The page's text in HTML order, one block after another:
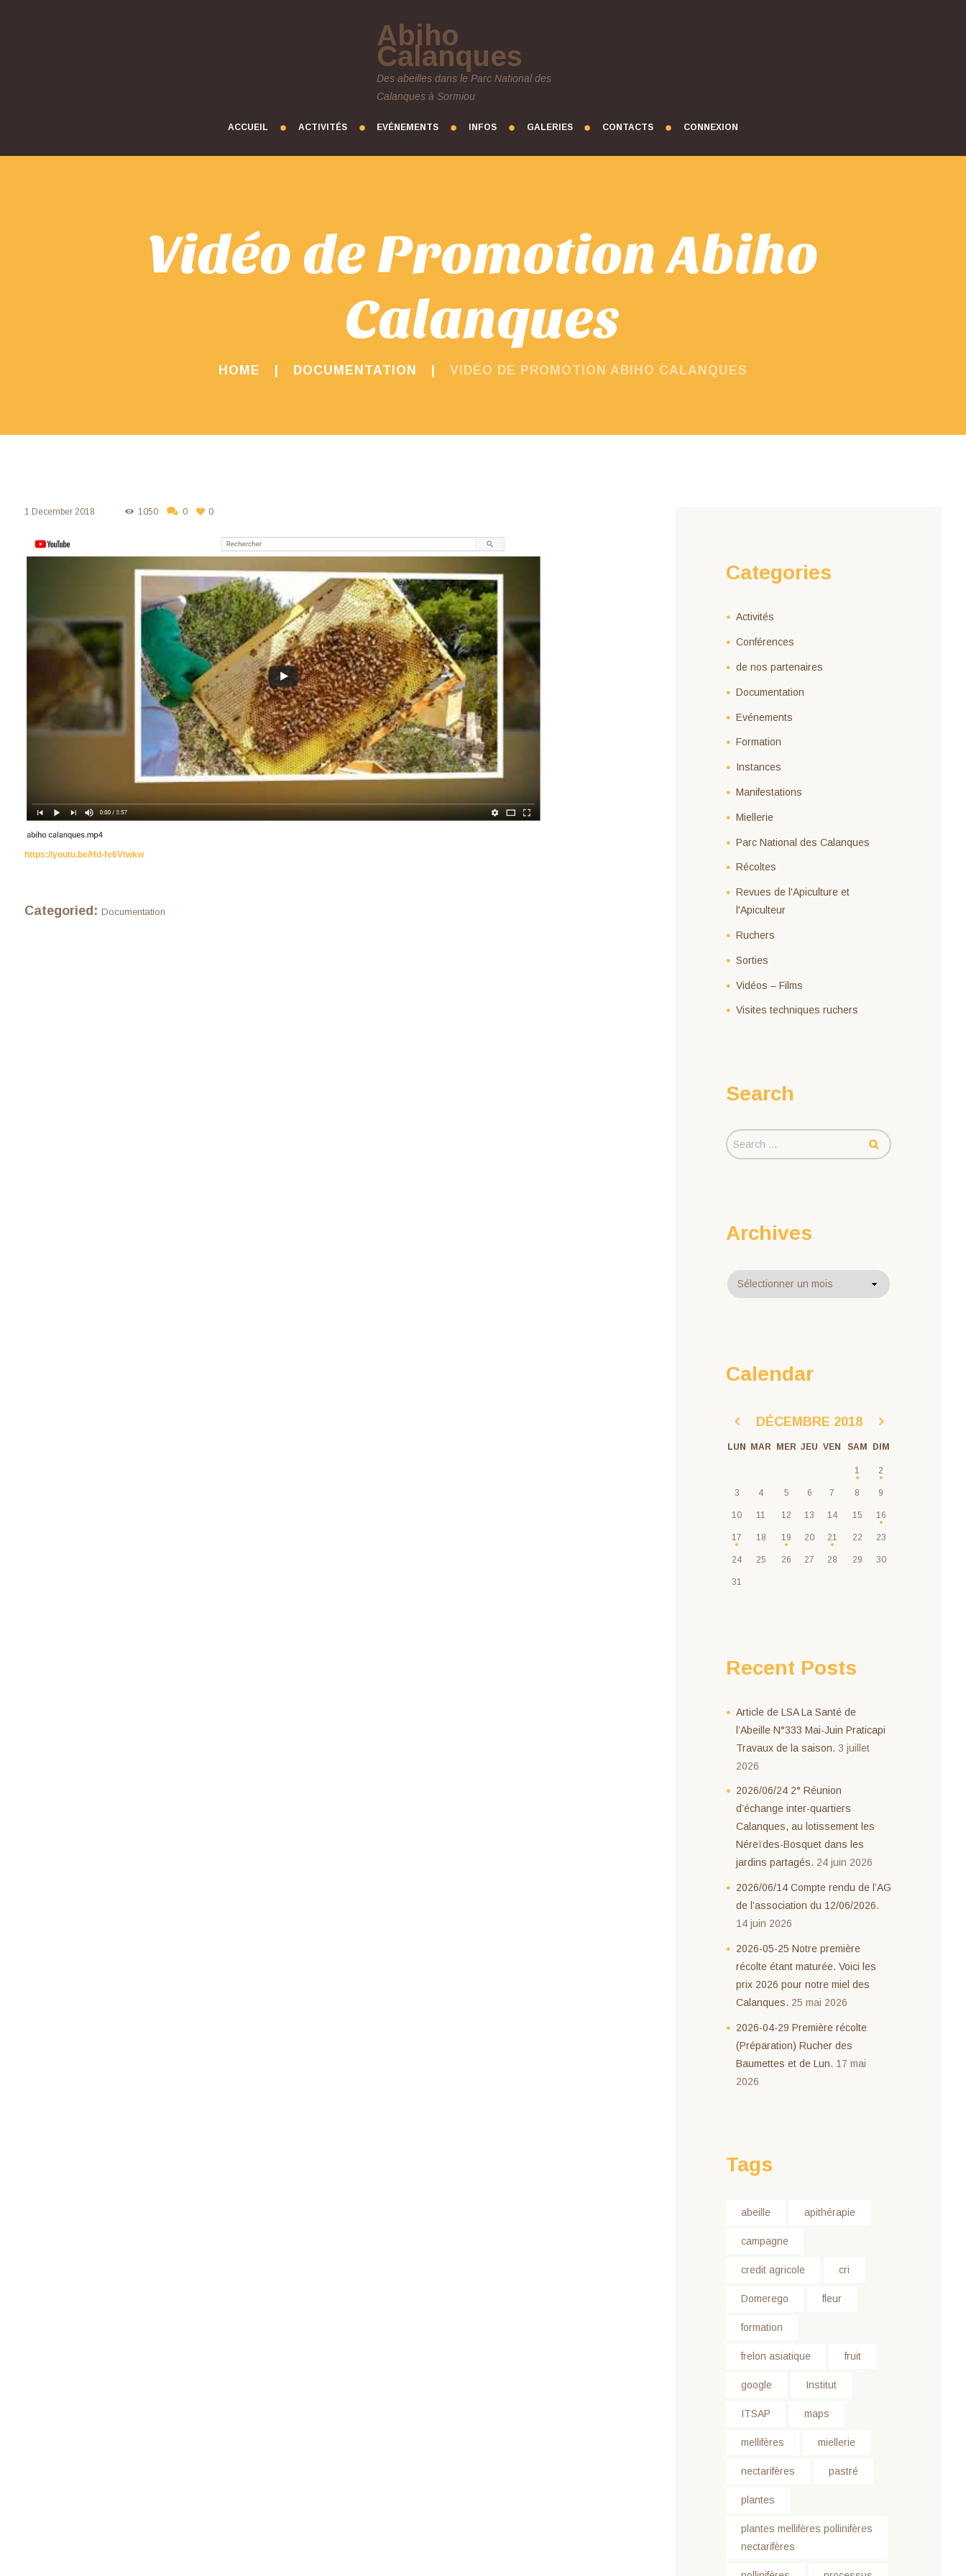
Abiho
Calanques
Des abeilles dans le Parc National des
Calanques à Sormiou
ACCUEIL ACTIVITÉS EVÉNEMENTS INFOS GALERIES CONTACTS CONNEXION
Vidéo de Promotion Abiho
Calanques
HOME DOCUMENTATION VIDÉO DE PROMOTION ABIHO CALANQUES
1 December 2018 1050 0 0
https://youtu.be/Hd-fe6Vtwkw
Categoried: Documentation
Categories
Activités
Conférences
de nos partenaires
Documentation
Evénements
Formation
Instances
Manifestations
Miellerie
Parc National des Calanques
Récoltes
Revues de l'Apiculture et
l'Apiculteur
Ruchers
Sorties
Vidéos – Films
Visites techniques ruchers
Search
Archives
Archives
Calendar
DÉCEMBRE 2018
LUN MAR MER JEU VEN SAM DIM
1 2
3 4 5 6 7 8 9
10 11 12 13 14 15 16
17 18 19 20 21 22 23
24 25 26 27 28 29 30
31
Recent Posts
Article de LSA La Santé de
l’Abeille N°333 Mai-Juin Praticapi
Travaux de la saison. 3 juillet
2026
2026/06/24 2° Réunion
d’échange inter-quartiers
Calanques, au lotissement les
Néreïdes-Bosquet dans les
jardins partagés. 24 juin 2026
2026/06/14 Compte rendu de l’AG
de l’association du 12/06/2026.
14 juin 2026
2026-05-25 Notre première
récolte étant maturée. Voici les
prix 2026 pour notre miel des
Calanques. 25 mai 2026
2026-04-29 Première récolte
(Préparation) Rucher des
Baumettes et de Lun. 17 mai
2026
Tags
abeille apithérapie
campagne
credit agricole cri
Domerego fleur
formation
frelon asiatique fruit
google Institut
ITSAP maps
mellifères miellerie
nectarifères pastré
plantes
plantes mellifères pollinifères
nectarifères